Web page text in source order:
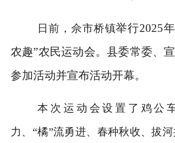
日前，佘市桥镇举行2025
农趣”农民运动会。县委常委、
参加活动并宣布活动开幕。
本次运动会设置了鸡公
力、“橘”流勇进、春种秋收、拔河